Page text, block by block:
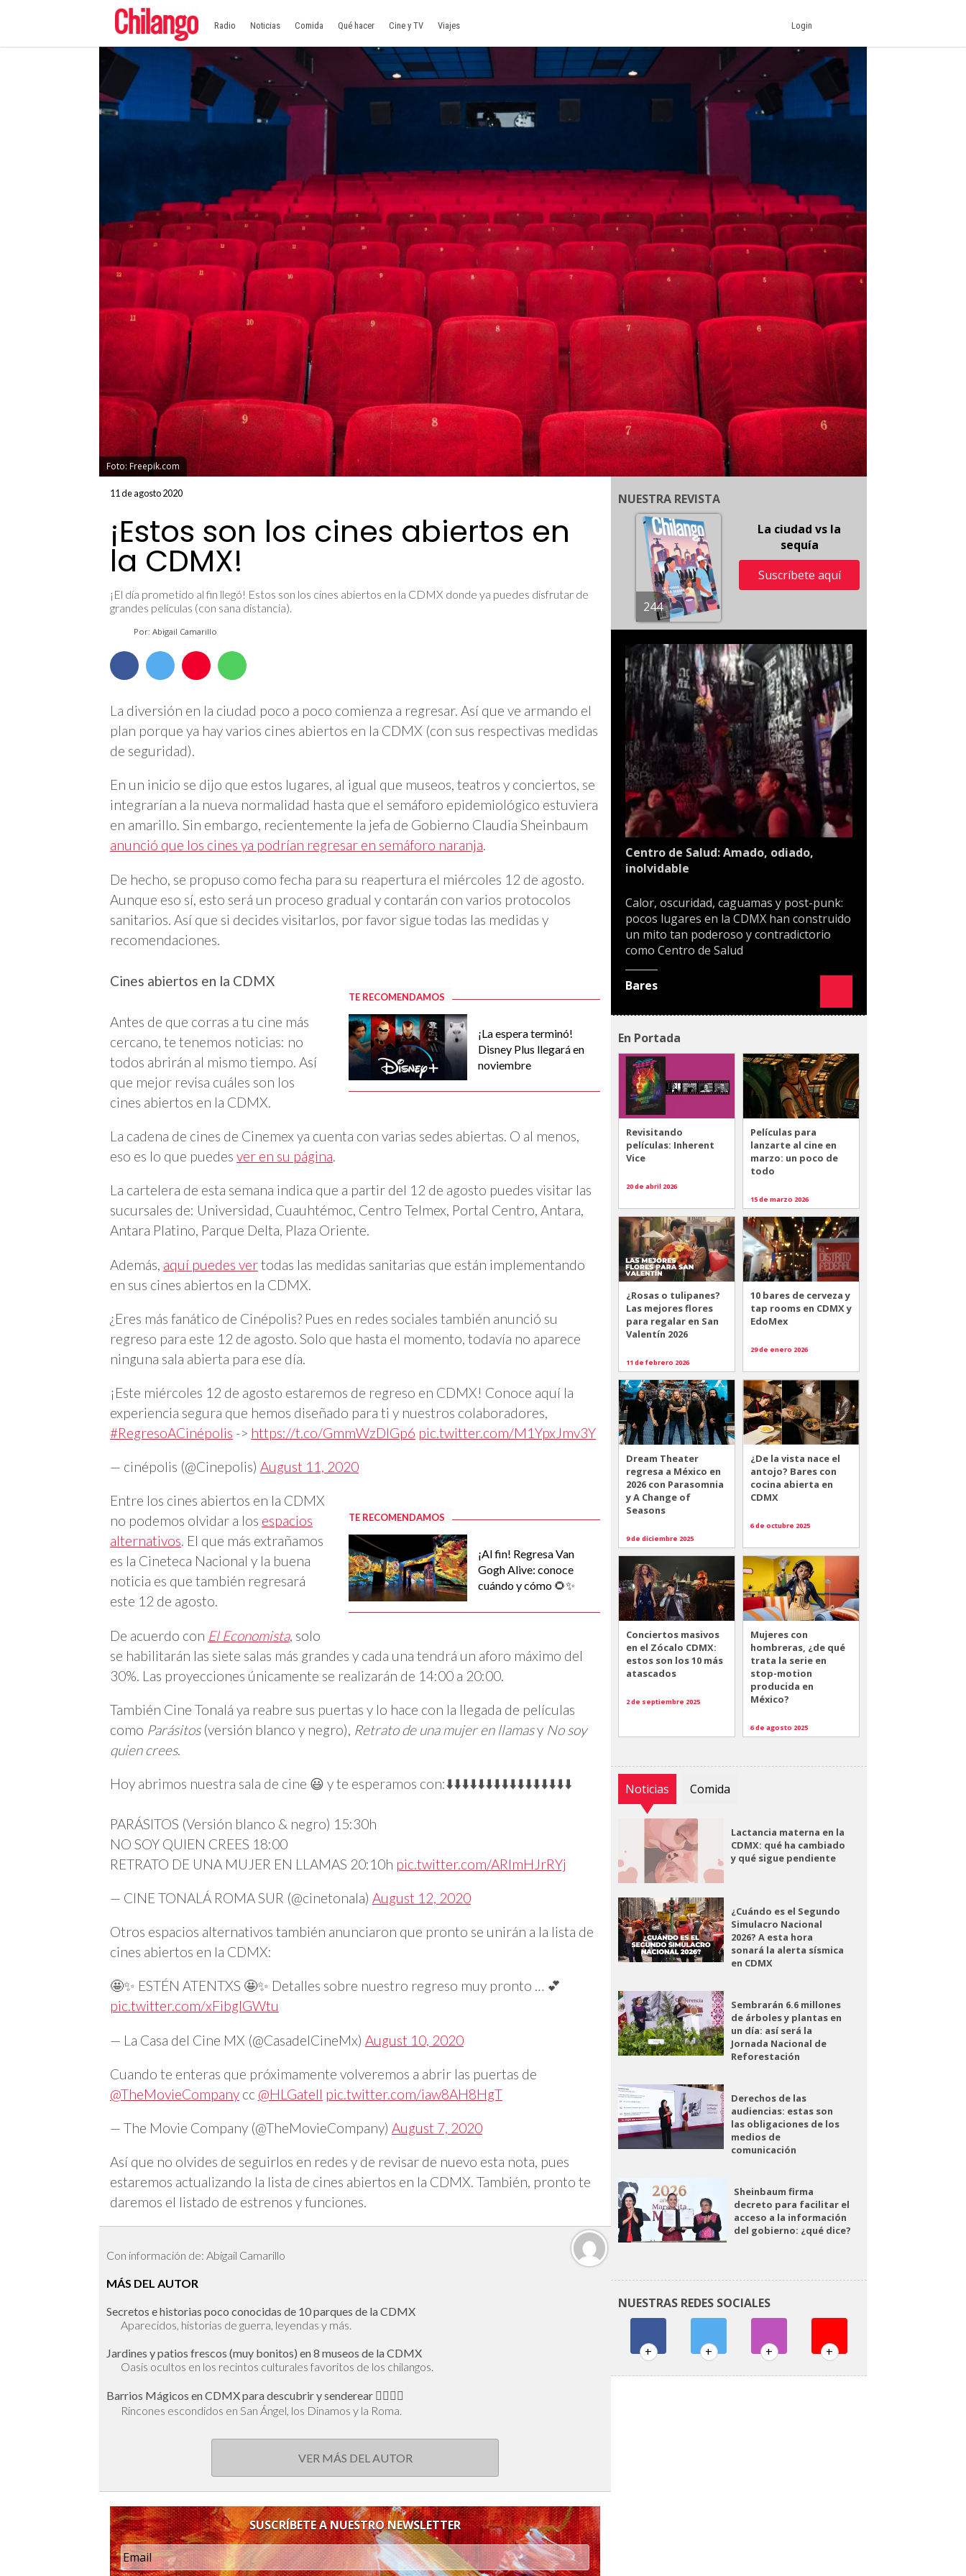
Radio Noticias Comida Qué hacer Cine y TV Viajes Login
Foto: Freepik.com
11 de agosto 2020
¡Estos son los cines abiertos en
la CDMX!
¡El día prometido al fin llegó! Estos son los cines abiertos en la CDMX donde ya puedes disfrutar de
grandes películas (con sana distancia).
Por: Abigail Camarillo
La diversión en la ciudad poco a poco comienza a regresar. Así que ve armando el
plan porque ya hay varios cines abiertos en la CDMX (con sus respectivas medidas
de seguridad).
En un inicio se dijo que estos lugares, al igual que museos, teatros y conciertos, se
integrarían a la nueva normalidad hasta que el semáforo epidemiológico estuviera
en amarillo. Sin embargo, recientemente la jefa de Gobierno Claudia Sheinbaum
anunció que los cines ya podrían regresar en semáforo naranja.
De hecho, se propuso como fecha para su reapertura el miércoles 12 de agosto.
Aunque eso sí, esto será un proceso gradual y contarán con varios protocolos
sanitarios. Así que si decides visitarlos, por favor sigue todas las medidas y
recomendaciones.
TE RECOMENDAMOS
¡La espera terminó!
Disney Plus llegará en
noviembre
Cines abiertos en la CDMX
Antes de que corras a tu cine más
cercano, te tenemos noticias: no
todos abrirán al mismo tiempo. Así
que mejor revisa cuáles son los
cines abiertos en la CDMX.
La cadena de cines de Cinemex ya cuenta con varias sedes abiertas. O al menos,
eso es lo que puedes ver en su página.
La cartelera de esta semana indica que a partir del 12 de agosto puedes visitar las
sucursales de: Universidad, Cuauhtémoc, Centro Telmex, Portal Centro, Antara,
Antara Platino, Parque Delta, Plaza Oriente.
Además, aquí puedes vertodas las medidas sanitarias que están implementando
en sus cines abiertos en la CDMX.
¿Eres más fanático de Cinépolis? Pues en redes sociales también anunció su
regreso para este 12 de agosto. Solo que hasta el momento, todavía no aparece
ninguna sala abierta para ese día.
¡Este miércoles 12 de agosto estaremos de regreso en CDMX! Conoce aquí la
experiencia segura que hemos diseñado para ti y nuestros colaboradores,
#RegresoACinépolis -> https://t.co/GmmWzDIGp6 pic.twitter.com/M1YpxJmv3Y
— cinépolis (@Cinepolis) August 11, 2020
TE RECOMENDAMOS
¡Al fin! Regresa Van
Gogh Alive: conoce
cuándo y cómo 🌻✨
Entre los cines abiertos en la CDMX
no podemos olvidar a los espacios
alternativos. El que más extrañamos
es la Cineteca Nacional y la buena
noticia es que también regresará
este 12 de agosto.
De acuerdo con El Economista, solo
se habilitarán las siete salas más grandes y cada una tendrá un aforo máximo del
30%. Las proyecciones únicamente se realizarán de 14:00 a 20:00.
También Cine Tonalá ya reabre sus puertas y lo hace con la llegada de películas
como Parásitos(versión blanco y negro), Retrato de una mujer en llamasy No soy
quien crees.
Hoy abrimos nuestra sala de cine 😃 y te esperamos con:⬇️⬇️⬇️⬇️⬇️⬇️⬇️⬇️⬇️⬇️⬇️⬇️⬇️⬇️⬇️⬇️
PARÁSITOS (Versión blanco & negro) 15:30h
NO SOY QUIEN CREES 18:00
RETRATO DE UNA MUJER EN LLAMAS 20:10h pic.twitter.com/ARImHJrRYj
— CINE TONALÁ ROMA SUR (@cinetonala) August 12, 2020
Otros espacios alternativos también anunciaron que pronto se unirán a la lista de
cines abiertos en la CDMX:
🤩✨ ESTÉN ATENTXS 🤩✨ Detalles sobre nuestro regreso muy pronto … 💕
pic.twitter.com/xFibglGWtu
— La Casa del Cine MX (@CasadelCineMx) August 10, 2020
Cuando te enteras que próximamente volveremos a abrir las puertas de
@TheMovieCompany cc @HLGatell pic.twitter.com/iaw8AH8HgT
— The Movie Company (@TheMovieCompany) August 7, 2020
Así que no olvides de seguirlos en redes y de revisar de nuevo esta nota, pues
estaremos actualizando la lista de cines abiertos en la CDMX. También, pronto te
daremos el listado de estrenos y funciones.
Con información de: Abigail Camarillo
MÁS DEL AUTOR
Secretos e historias poco conocidas de 10 parques de la CDMX
Aparecidos, historias de guerra, leyendas y más.
Jardines y patios frescos (muy bonitos) en 8 museos de la CDMX
Oasis ocultos en los recintos culturales favoritos de los chilangos.
Barrios Mágicos en CDMX para descubrir y senderear 🕵🏻‍♂️✨
Rincones escondidos en San Ángel, los Dinamos y la Roma.
VER MÁS DEL AUTOR
SUSCRÍBETE A NUESTRO NEWSLETTER
NUESTRA REVISTA
244
La ciudad vs la
sequía
Suscríbete aquí
Centro de Salud: Amado, odiado,
inolvidable
Calor, oscuridad, caguamas y post-punk:
pocos lugares en la CDMX han construido
un mito tan poderoso y contradictorio
como Centro de Salud
Bares
En Portada
Revisitando
películas: Inherent
Vice
20 de abril 2026
Películas para
lanzarte al cine en
marzo: un poco de
todo
15 de marzo 2026
¿Rosas o tulipanes?
Las mejores flores
para regalar en San
Valentín 2026
11 de febrero 2026
10 bares de cerveza y
tap rooms en CDMX y
EdoMex
29 de enero 2026
Dream Theater
regresa a México en
2026 con Parasomnia
y A Change of
Seasons
9 de diciembre 2025
¿De la vista nace el
antojo? Bares con
cocina abierta en
CDMX
6 de octubre 2025
Conciertos masivos
en el Zócalo CDMX:
estos son los 10 más
atascados
2 de septiembre 2025
Mujeres con
hombreras, ¿de qué
trata la serie en
stop-motion
producida en
México?
6 de agosto 2025
Noticias Comida
Lactancia materna en la
CDMX: qué ha cambiado
y qué sigue pendiente
¿Cuándo es el Segundo
Simulacro Nacional
2026? A esta hora
sonará la alerta sísmica
en CDMX
Sembrarán 6.6 millones
de árboles y plantas en
un día: así será la
Jornada Nacional de
Reforestación
Derechos de las
audiencias: estas son
las obligaciones de los
medios de
comunicación
Sheinbaum firma
decreto para facilitar el
acceso a la información
del gobierno: ¿qué dice?
NUESTRAS REDES SOCIALES
+ + + +